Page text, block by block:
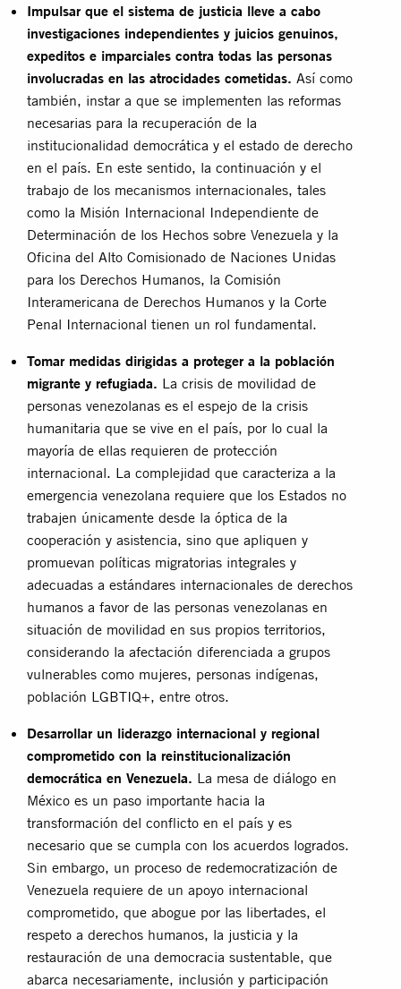
Impulsar que el sistema de justicia lleve a cabo
investigaciones independientes y juicios genuinos,
expeditos e imparciales contra todas las personas
involucradas en las atrocidades cometidas. Así como
también, instar a que se implementen las reformas
necesarias para la recuperación de la
institucionalidad democrática y el estado de derecho
en el país. En este sentido, la continuación y el
trabajo de los mecanismos internacionales, tales
como la Misión Internacional Independiente de
Determinación de los Hechos sobre Venezuela y la
Oficina del Alto Comisionado de Naciones Unidas
para los Derechos Humanos, la Comisión
Interamericana de Derechos Humanos y la Corte
Penal Internacional tienen un rol fundamental.
Tomar medidas dirigidas a proteger a la población
migrante y refugiada. La crisis de movilidad de
personas venezolanas es el espejo de la crisis
humanitaria que se vive en el país, por lo cual la
mayoría de ellas requieren de protección
internacional. La complejidad que caracteriza a la
emergencia venezolana requiere que los Estados no
trabajen únicamente desde la óptica de la
cooperación y asistencia, sino que apliquen y
promuevan políticas migratorias integrales y
adecuadas a estándares internacionales de derechos
humanos a favor de las personas venezolanas en
situación de movilidad en sus propios territorios,
considerando la afectación diferenciada a grupos
vulnerables como mujeres, personas indígenas,
población LGBTIQ+, entre otros.
Desarrollar un liderazgo internacional y regional
comprometido con la reinstitucionalización
democrática en Venezuela. La mesa de diálogo en
México es un paso importante hacia la
transformación del conflicto en el país y es
necesario que se cumpla con los acuerdos logrados.
Sin embargo, un proceso de redemocratización de
Venezuela requiere de un apoyo internacional
comprometido, que abogue por las libertades, el
respeto a derechos humanos, la justicia y la
restauración de una democracia sustentable, que
abarca necesariamente, inclusión y participación